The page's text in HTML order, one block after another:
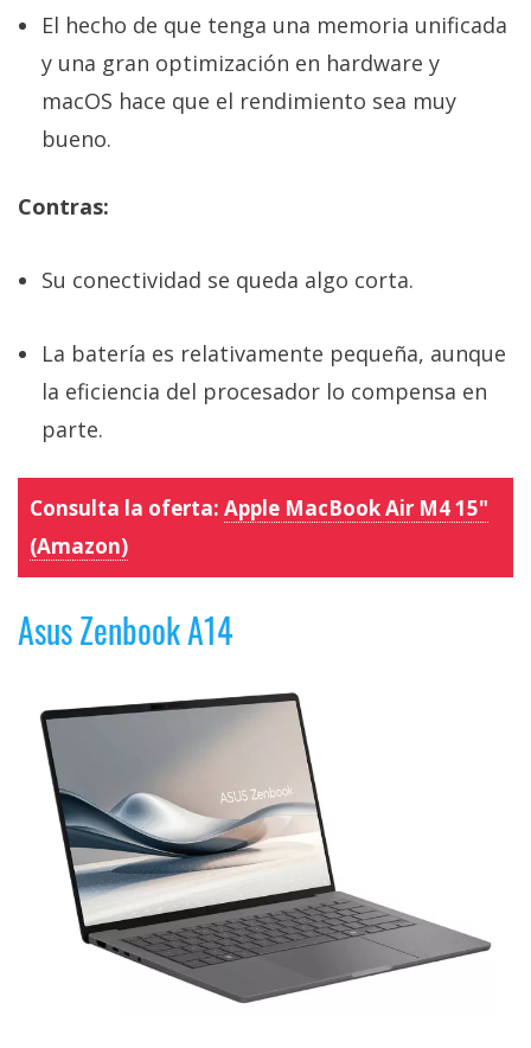
El hecho de que tenga una memoria unificada
y una gran optimización en hardware y
macOS hace que el rendimiento sea muy
bueno.
Contras:
Su conectividad se queda algo corta.
La batería es relativamente pequeña, aunque
la eficiencia del procesador lo compensa en
parte.
Consulta la oferta: Apple MacBook Air M4 15"
(Amazon)
Asus Zenbook A14